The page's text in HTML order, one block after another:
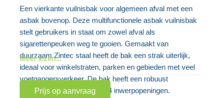
einde
van
afbeeldingen-
gallerij
het
begin
de
afbeeldingen-
gallerij
Een vierkante vuilnisbak voor algemeen afval met een
asbak bovenop. Deze multifunctionele asbak vuilnisbak
stelt gebruikers in staat om zowel afval als
sigarettenpeuken weg te gooien. Gemaakt van
duurzaam Zintec staal heeft de bak een strak uiterlijk,
ideaal voor winkelstraten, parken en gebieden met veel
voetgangersverkeer. De bak heeft een robuust
deurscharniersysteem met 4 inwerpopeningen.
Meer lezen...
Prijs op aanvraag